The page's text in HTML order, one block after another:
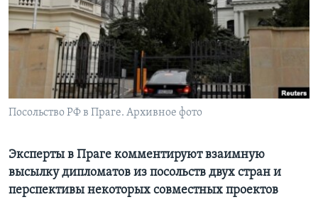
Learning English
СОЦИАЛЬНЫЕ СЕТИ
Посольство РФ в Праге. Архивное фото
Эксперты в Праге комментируют взаимную
высылку дипломатов из посольств двух стран и
перспективы некоторых совместных проектов